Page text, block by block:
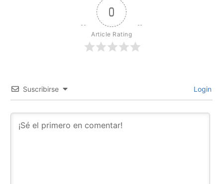
0
Article Rating
Suscribirse Login